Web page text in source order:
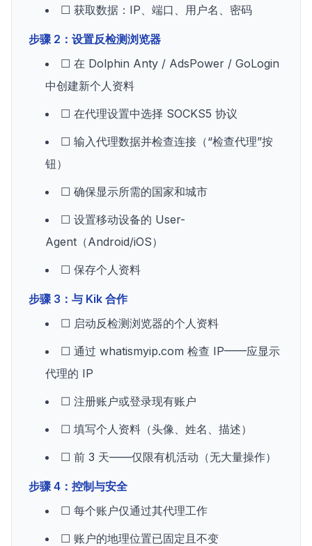
☐ 获取数据：IP、端口、用户名、密码
步骤 2：设置反检测浏览器
☐ 在 Dolphin Anty / AdsPower / GoLogin
中创建新个人资料
☐ 在代理设置中选择 SOCKS5 协议
☐ 输入代理数据并检查连接（“检查代理”按
钮）
☐ 确保显示所需的国家和城市
☐ 设置移动设备的 User-
Agent（Android/iOS）
☐ 保存个人资料
步骤 3：与 Kik 合作
☐ 启动反检测浏览器的个人资料
☐ 通过 whatismyip.com 检查 IP——应显示
代理的 IP
☐ 注册账户或登录现有账户
☐ 填写个人资料（头像、姓名、描述）
☐ 前 3 天——仅限有机活动（无大量操作）
步骤 4：控制与安全
☐ 每个账户仅通过其代理工作
☐ 账户的地理位置已固定且不变